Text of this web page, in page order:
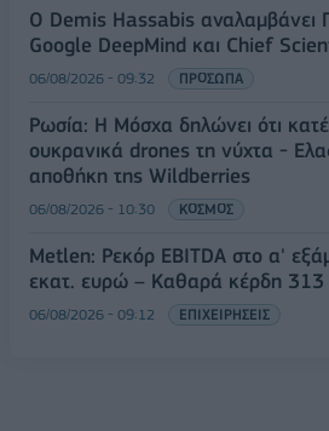
Ο Demis Hassabis αναλαμβάνει
Google DeepMind και Chief
06/08/2026 - 09:32 ΠΡΟΣΩΠΑ
Ρωσία: Η Μόσχα δηλώνει ότι
ουκρανικά drones τη νύχτα -
αποθήκη της Wildberries
06/08/2026 - 10:30 ΚΟΣΜΟΣ
Metlen: Ρεκόρ EBITDA στο α'
εκατ. ευρώ – Καθαρά κέρδη 313
06/08/2026 - 09:12 ΕΠΙΧΕΙΡΗΣΕΙΣ